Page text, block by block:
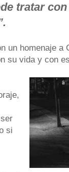
tratar
un homenaje
su vida y con
si